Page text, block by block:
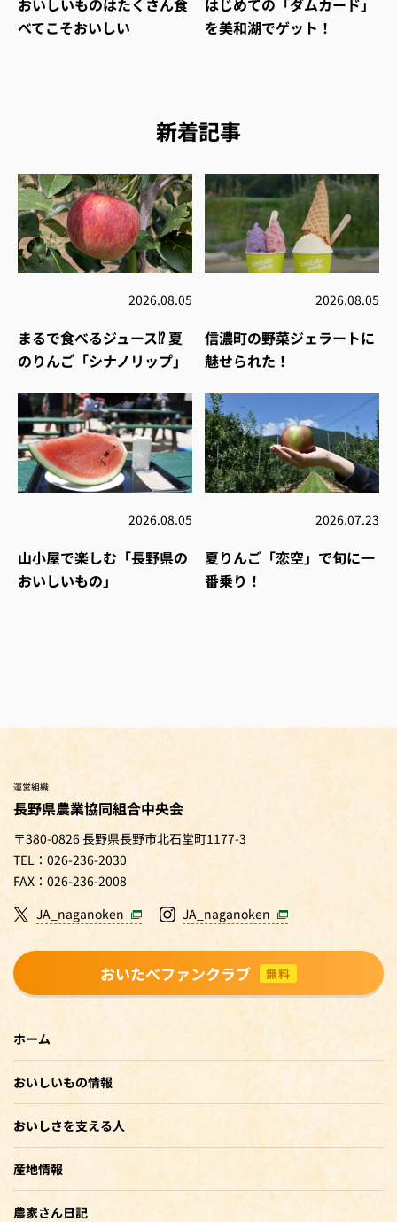
おいしいものはたくさん食
べてこそおいしい
はじめての「ダムカード」
を美和湖でゲット！
新着記事
2026.08.05
まるで食べるジュース⁉︎ 夏
のりんご「シナノリップ」
2026.08.05
信濃町の野菜ジェラートに
魅せられた！
2026.08.05
山小屋で楽しむ「長野県の
おいしいもの」
2026.07.23
夏りんご「恋空」で旬に一
番乗り！
運営組織
長野県農業協同組合中央会
〒380-0826 長野県長野市北石堂町1177-3
TEL：026-236-2030
FAX：026-236-2008
JA_naganoken
JA_naganoken
おいたべファンクラブ 無料
ホーム
おいしいもの情報
おいしさを支える人
産地情報
農家さん日記